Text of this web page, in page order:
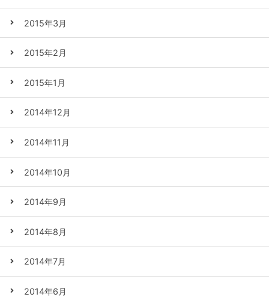
2015年3月
2015年2月
2015年1月
2014年12月
2014年11月
2014年10月
2014年9月
2014年8月
2014年7月
2014年6月